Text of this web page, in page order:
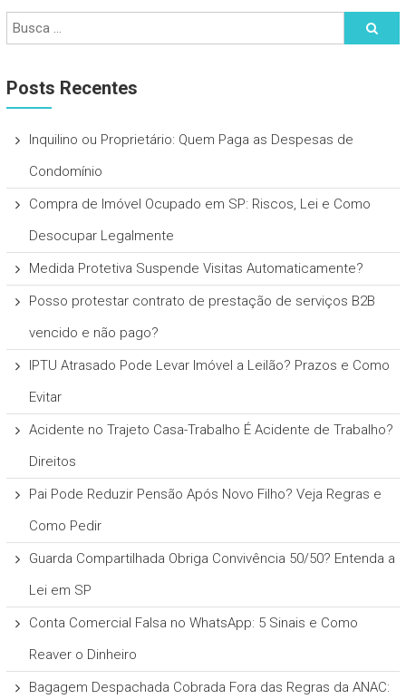
Posts Recentes
Inquilino ou Proprietário: Quem Paga as Despesas de
Condomínio
Compra de Imóvel Ocupado em SP: Riscos, Lei e Como
Desocupar Legalmente
Medida Protetiva Suspende Visitas Automaticamente?
Posso protestar contrato de prestação de serviços B2B
vencido e não pago?
IPTU Atrasado Pode Levar Imóvel a Leilão? Prazos e Como
Evitar
Acidente no Trajeto Casa-Trabalho É Acidente de Trabalho?
Direitos
Pai Pode Reduzir Pensão Após Novo Filho? Veja Regras e
Como Pedir
Guarda Compartilhada Obriga Convivência 50/50? Entenda a
Lei em SP
Conta Comercial Falsa no WhatsApp: 5 Sinais e Como
Reaver o Dinheiro
Bagagem Despachada Cobrada Fora das Regras da ANAC: